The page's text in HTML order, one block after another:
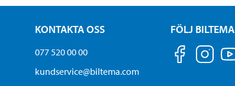
KONTAKTA OSS
077 520 00 00
kundservice@biltema.com
FÖLJ BILTEMA